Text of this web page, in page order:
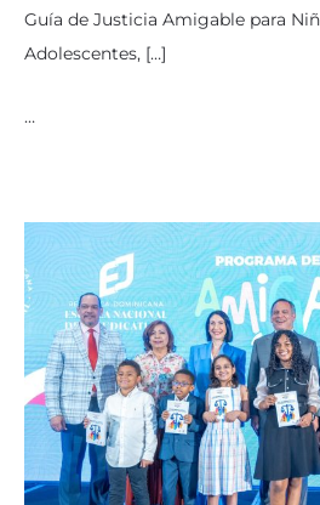
Guía de Justicia Amigable para
Adolescentes, […]
…